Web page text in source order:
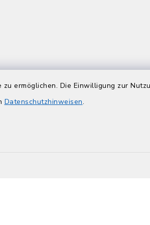
ermöglichen. Die Einwilligung zur
Datenschutzhinweisen.